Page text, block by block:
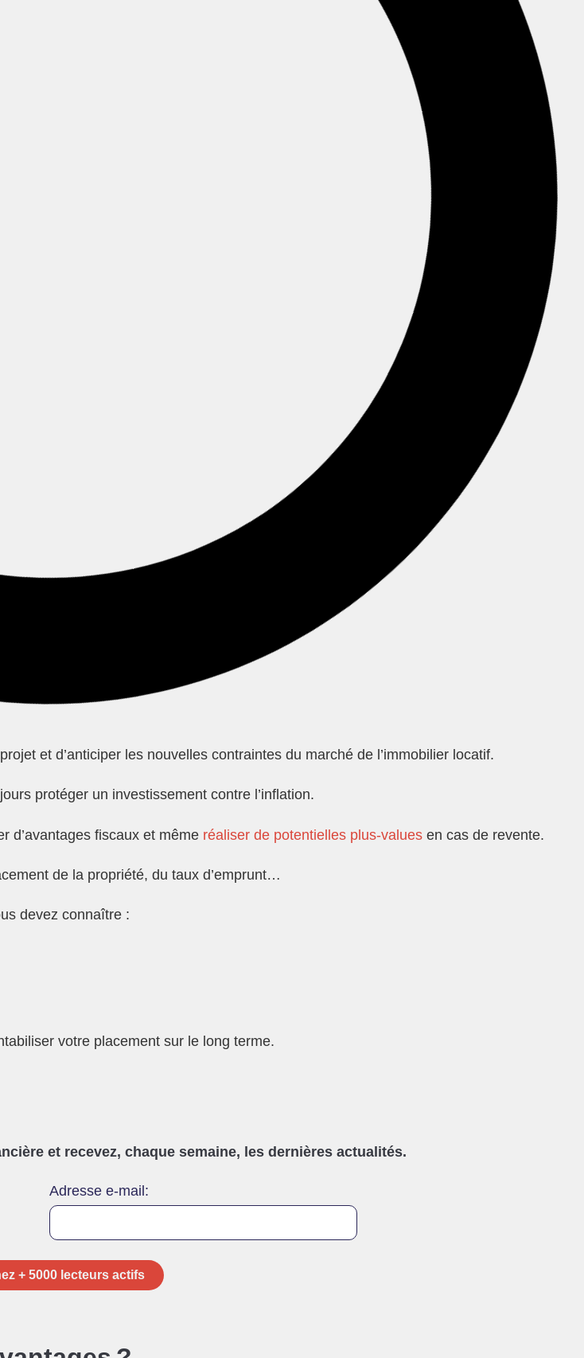
et d’anticiper les nouvelles contraintes du marché de l’immobilier locatif.
protéger un investissement contre l’inflation.
d’avantages fiscaux et même réaliser de potentielles plus-values en cas de revente.
de la propriété, du taux d’emprunt…
devez connaître :
votre placement sur le long terme.
et recevez, chaque semaine, les dernières actualités.
Adresse e-mail: